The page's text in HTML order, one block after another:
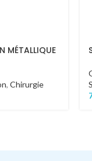
MÉTALLIQUE
, Chirurgie